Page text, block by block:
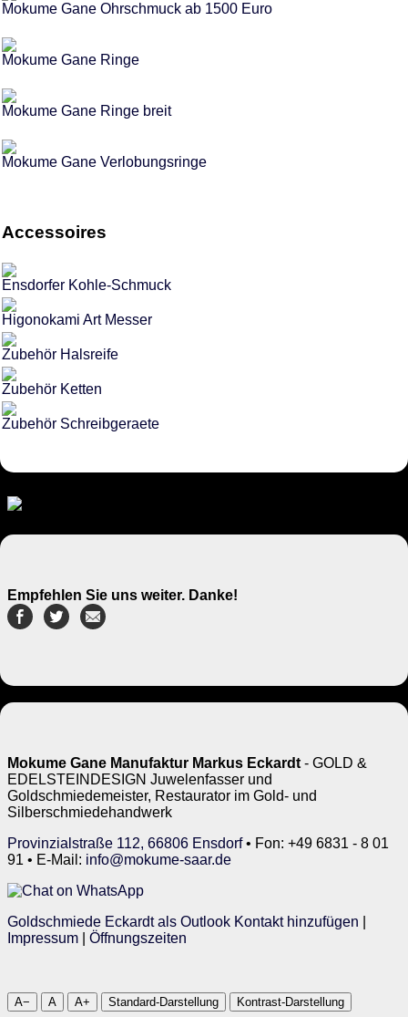
Mokume Gane Ohrschmuck ab 1500 Euro
Mokume Gane Ringe
Mokume Gane Ringe breit
Mokume Gane Verlobungsringe
Accessoires
Ensdorfer Kohle-Schmuck
Higonokami Art Messer
Zubehör Halsreife
Zubehör Ketten
Zubehör Schreibgeraete
Empfehlen Sie uns weiter. Danke!
Mokume Gane Manufaktur Markus Eckardt - GOLD &
EDELSTEINDESIGN Juwelenfasser und
Goldschmiedemeister, Restaurator im Gold- und
Silberschmiedehandwerk
Provinzialstraße 112, 66806 Ensdorf• Fon: +49 6831 - 8 01
91 • E-Mail: info@mokume-saar.de
Goldschmiede Eckardt als Outlook Kontakt hinzufügen
Impressum
Öffnungszeiten
A− A A+ Standard-Darstellung Kontrast-Darstellung